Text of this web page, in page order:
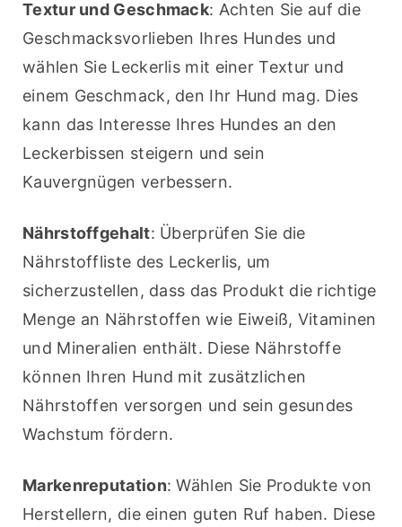
Textur und Geschmack: Achten Sie auf die
Geschmacksvorlieben Ihres Hundes und
wählen Sie Leckerlis mit einer Textur und
einem Geschmack, den Ihr Hund mag. Dies
kann das Interesse Ihres Hundes an den
Leckerbissen steigern und sein
Kauvergnügen verbessern.
Nährstoffgehalt: Überprüfen Sie die
Nährstoffliste des Leckerlis, um
sicherzustellen, dass das Produkt die richtige
Menge an Nährstoffen wie Eiweiß, Vitaminen
und Mineralien enthält. Diese Nährstoffe
können Ihren Hund mit zusätzlichen
Nährstoffen versorgen und sein gesundes
Wachstum fördern.
Markenreputation: Wählen Sie Produkte von
Herstellern, die einen guten Ruf haben. Diese